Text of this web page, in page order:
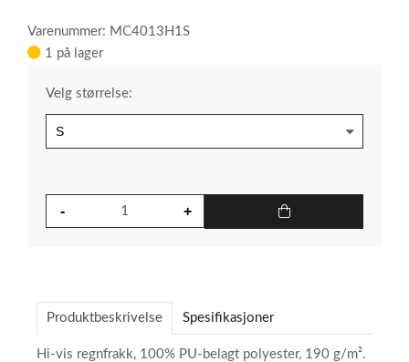
Varenummer: MC4013H1S
1 på lager
Velg størrelse:
Produktbeskrivelse Spesifikasjoner
Hi-vis regnfrakk, 100% PU-belagt polyester, 190 g/m².